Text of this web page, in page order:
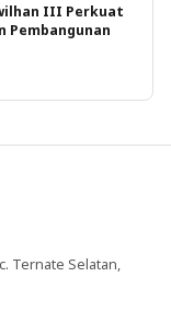
III Perkuat
Pembangunan
Ternate Selatan,